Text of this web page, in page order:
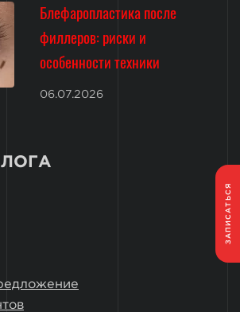
ЗАПИСАТЬСЯ
Блефаропластика после
филлеров: риски и
особенности техники
06.07.2026